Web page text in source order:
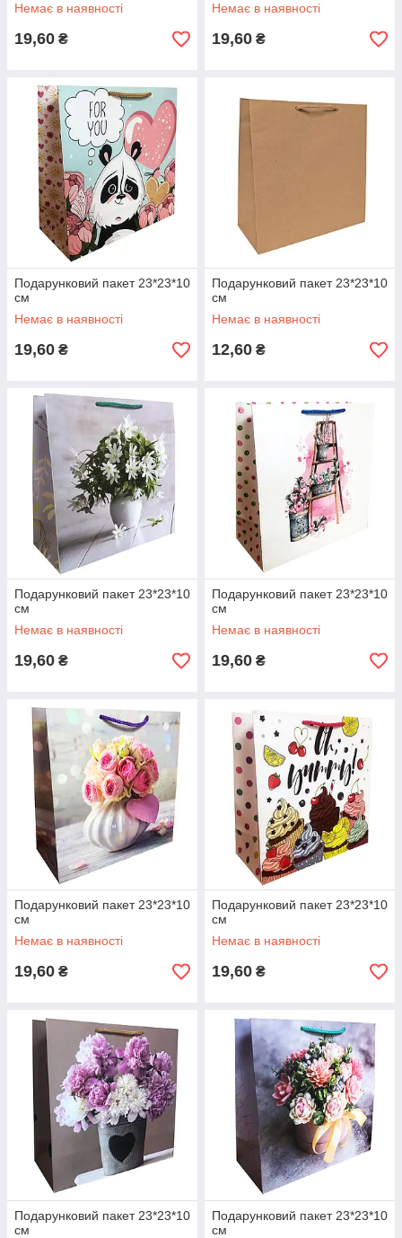
Немає в наявності
19,60 ₴
Немає в наявності
19,60 ₴
Подарунковий пакет 23*23*10
см
Немає в наявності
19,60 ₴
Подарунковий пакет 23*23*10
см
Немає в наявності
12,60 ₴
Подарунковий пакет 23*23*10
см
Немає в наявності
19,60 ₴
Подарунковий пакет 23*23*10
см
Немає в наявності
19,60 ₴
Подарунковий пакет 23*23*10
см
Немає в наявності
19,60 ₴
Подарунковий пакет 23*23*10
см
Немає в наявності
19,60 ₴
Подарунковий пакет 23*23*10
см
Подарунковий пакет 23*23*10
см